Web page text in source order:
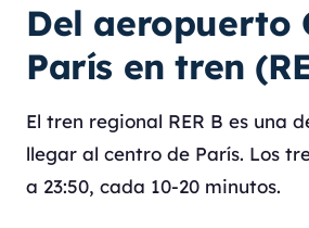
Del aeropuerto
París en tren
El tren regional RER B es una
llegar al centro de París. Los
a 23:50, cada 10-20 minutos.